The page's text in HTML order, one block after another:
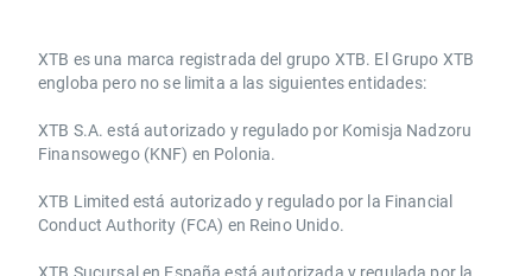
​​XTB es una marca registrada del grupo XTB. El Grupo XTB
engloba pero no se limita a las siguientes entidades:
XTB S.A.​ está autorizado y regulado por Komisja Nadzoru
Finansowego (KNF) ​en Polonia.
XTB Limited ​está autorizado y regulado por la ​Financial
Conduct Authority ​(FCA) en ​​Reino Unido.